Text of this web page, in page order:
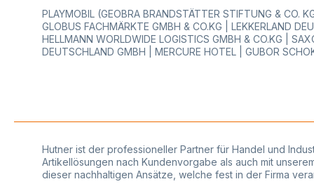
Gerätetiefe: 22,1 cm
maximaler
Rollendurchmesser: 22 cm
maximales Rollengewicht: 20
kg Der Preis bezieht sich
Tischabroller - Stark in der
Auftritt Das STANDARD-
Programm zeichnet sich
durch seine einfache
Handhabung aus, die sich
des Drucksvielseitig
verwendbar, auch
jeden Anlassfür
zertifizierten oder
- Papieren oder mit
Qualitätszeichen des Blauen
PLAYMOBIL (GEOBRA BRANDSTÄTTER STIFTUNG & CO.
GLOBUS FACHMÄRKTE GMBH & CO.KG | LEKKERLAND
HELLMANN WORLDWIDE LOGISTICS GMBH & CO.KG |
DEUTSCHLAND GMBH | MERCURE HOTEL | GUBOR
Hutner ist der professioneller Partner für Handel und
Artikellösungen nach Kundenvorgabe als auch mit
dieser nachhaltigen Ansätze, welche fest in der Firma